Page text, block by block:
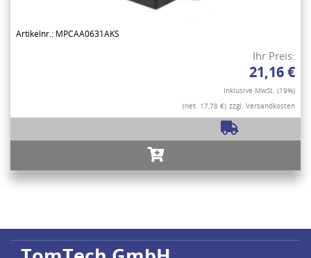
Artikelnr.: MPCAA0631AKS
Ihr Preis:
21,16 €
Inklusive MwSt. (19%)
(net. 17,78 €) zzgl. Versandkosten